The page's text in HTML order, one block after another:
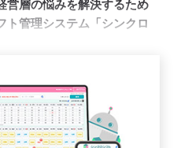
営層の悩みを解決するため
ト管理システム「シンクロ